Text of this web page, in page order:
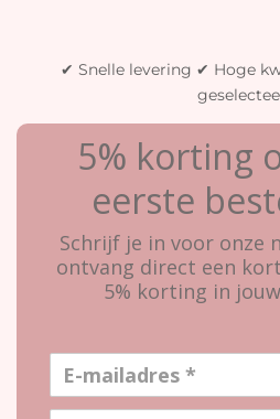
✔ Snelle levering ✔ Hoge
5% korting
eerste
Schrijf je in voor onze
ontvang direct een
5% korting in